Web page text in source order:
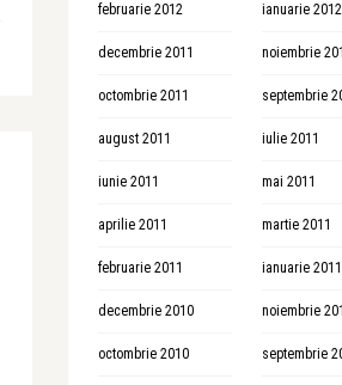
februarie 2012 ianuarie 2012
decembrie 2011 noiembrie
octombrie 2011 septembrie
august 2011 iulie 2011
iunie 2011 mai 2011
aprilie 2011 martie 2011
februarie 2011 ianuarie 2011
decembrie 2010 noiembrie
octombrie 2010 septembrie